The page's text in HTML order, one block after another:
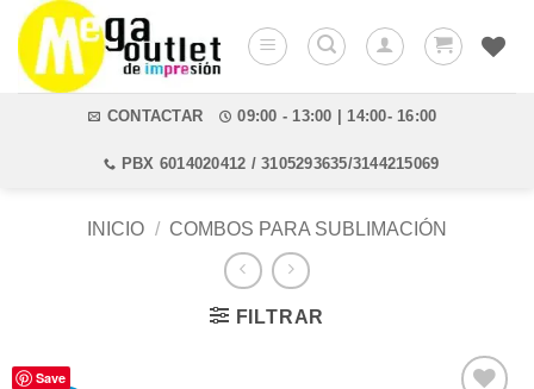
Saltar
contenido
CONTACTAR 09:00 - 13:00 | 14:00- 16:00
PBX 6014020412 / 3105293635/3144215069
INICIO / COMBOS PARA SUBLIMACIÓN
FILTRAR
Save